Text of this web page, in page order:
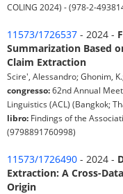
COLING 2024) - (978-2-
11573/1726537 - 2024 -
Summarization Based
Claim Extraction
Scire', Alessandro; Ghonim,
congresso:62nd Annual
Linguistics (ACL) (Bangkok;
libro: Findings of the
(9798891760998)
11573/1726490 - 2024 -
Extraction: A Cross-
Origin